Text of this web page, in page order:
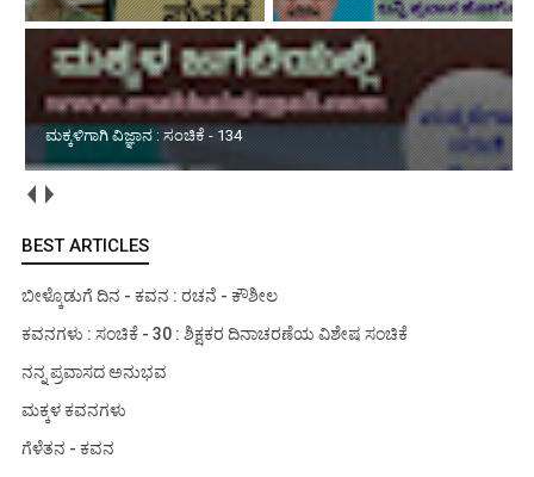
ಮಳೆಯ ವಿಶೇಷ ಅನುಭವ : ಸಂಚಿಕೆ - 02
BEST ARTICLES
ಬೀಳ್ಕೊಡುಗೆ ದಿನ - ಕವನ : ರಚನೆ - ಕೌಶೀಲ
ಕವನಗಳು : ಸಂಚಿಕೆ - 30 : ಶಿಕ್ಷಕರ ದಿನಾಚರಣೆಯ ವಿಶೇಷ ಸಂಚಿಕೆ
ನನ್ನ ಪ್ರವಾಸದ ಅನುಭವ
ಮಕ್ಕಳ ಕವನಗಳು
ಗೆಳೆತನ - ಕವನ